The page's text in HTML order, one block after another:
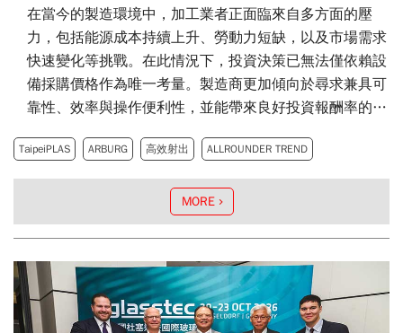
在當今的製造環境中，加工業者正面臨來自多方面的壓
力，包括能源成本持續上升、勞動力短缺，以及市場需求
快速變化等挑戰。在此情況下，投資決策已無法僅依賴設
備採購價格作為唯一考量。製造商更加傾向於尋求兼具可
靠性、效率與操作便利性，並能帶來良好投資報酬率的整
電動式 ALLROUNDER TREND。
TaipeiPLAS ARBURG 高效射出 ALLROUNDER TREND
MORE